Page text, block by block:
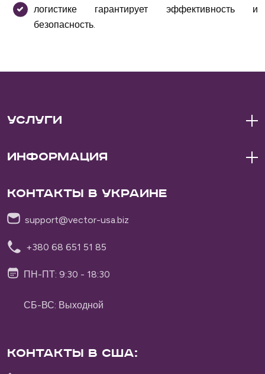
логистике гарантирует эффективность и
безопасность.
Услуги
Информация
Контакты в Украине
support@vector-usa.biz
+380 68 651 51 85
ПН-ПТ: 9:30 - 18:30
СБ-ВС: Выходной
Vector Delivery
Контакты в США: